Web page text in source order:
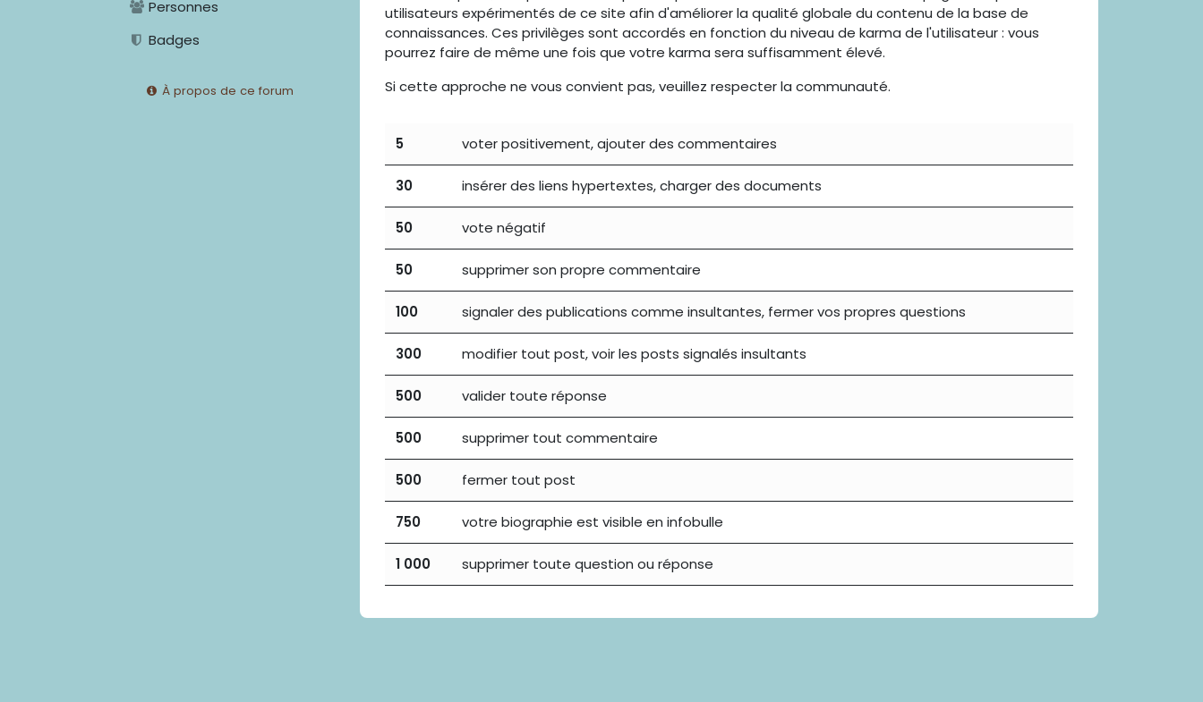
Personnes
Badges
À propos de ce forum
utilisateurs expérimentés de ce site afin d'améliorer la qualité globale du contenu de la base de
connaissances. Ces privilèges sont accordés en fonction du niveau de karma de l'utilisateur : vous
pourrez faire de même une fois que votre karma sera suffisamment élevé.
Si cette approche ne vous convient pas, veuillez respecter la communauté.
5 voter positivement, ajouter des commentaires
30 insérer des liens hypertextes, charger des documents
50 vote négatif
50 supprimer son propre commentaire
100 signaler des publications comme insultantes, fermer vos propres questions
300 modifier tout post, voir les posts signalés insultants
500 valider toute réponse
500 supprimer tout commentaire
500 fermer tout post
750 votre biographie est visible en infobulle
1 000 supprimer toute question ou réponse